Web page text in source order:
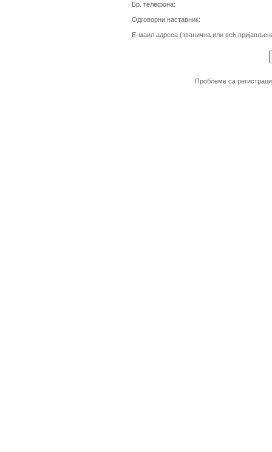
Бр. телефона:
Одговорни наставник:
Е-маил адреса (званична или већ
Проблеме са